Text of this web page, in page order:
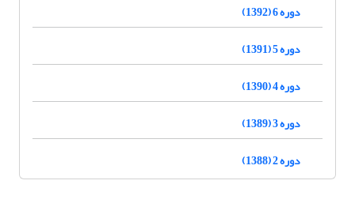
دوره 6 (1392)
دوره 5 (1391)
دوره 4 (1390)
دوره 3 (1389)
دوره 2 (1388)